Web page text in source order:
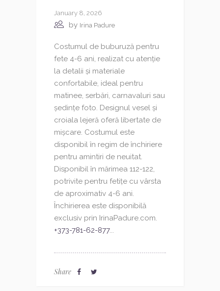
January 8, 2026
by Irina Padure
Costumul de buburuză pentru
fete 4-6 ani, realizat cu atenție
la detalii și materiale
confortabile, ideal pentru
matinee, serbări, carnavaluri sau
ședințe foto. Designul vesel și
croiala lejeră oferă libertate de
mișcare. Costumul este
disponibil în regim de închiriere
pentru amintiri de neuitat.
Disponibil în mărimea 112-122,
potrivite pentru fetițe cu vârsta
de aproximativ 4-6 ani.
Închirierea este disponibilă
exclusiv prin IrinaPadure.com.
+373-781-62-877...
Share